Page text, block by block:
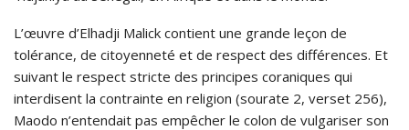
L’œuvre d’Elhadji Malick contient une grande leçon de
tolérance, de citoyenneté et de respect des différences. Et
suivant le respect stricte des principes coraniques qui
interdisent la contrainte en religion (sourate 2, verset 256),
Maodo n’entendait pas empêcher le colon de vulgariser son